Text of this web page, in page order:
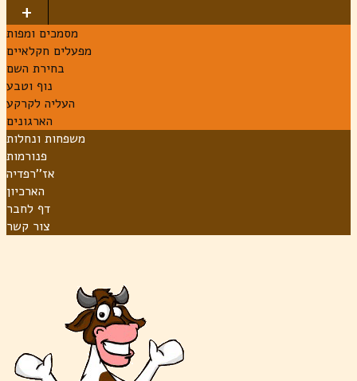
מסמכים ומפות
מפעלים חקלאיים
בחירת השם
נוף וטבע
העליה לקרקע
הארגונים
משפחות ונחלות
פנורמות
אז''רפדיה
הארכיון
דף לחבר
צור קשר